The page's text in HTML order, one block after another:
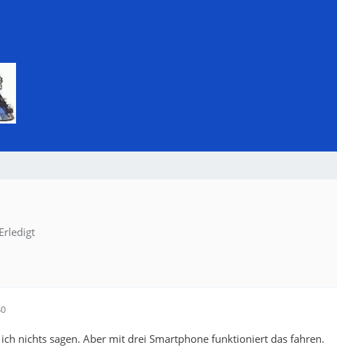
Erledigt
nichts sagen. Aber mit drei Smartphone funktioniert das fahren.